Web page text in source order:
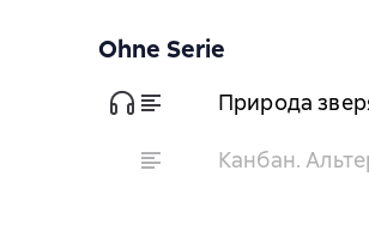
Ohne Serie
Природа
Канбан.